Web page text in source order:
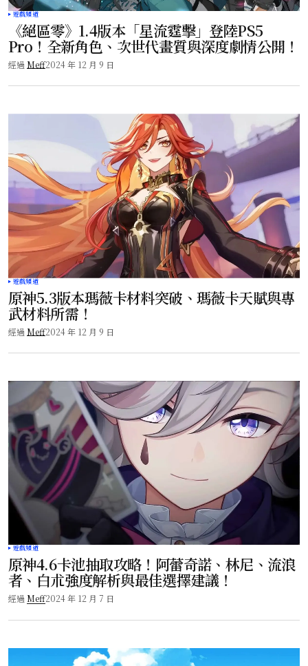
遊戲頻道
《絕區零》1.4版本「星流霆擊」登陸PS5
Pro！全新角色、次世代畫質與深度劇情公開！
經過 Meff2024 年 12 月 9 日
遊戲頻道
原神5.3版本瑪薇卡材料突破、瑪薇卡天賦與專
武材料所需！
經過 Meff2024 年 12 月 9 日
遊戲頻道
原神4.6卡池抽取攻略！阿蕾奇諾、林尼、流浪
者、白朮強度解析與最佳選擇建議！
經過 Meff2024 年 12 月 7 日